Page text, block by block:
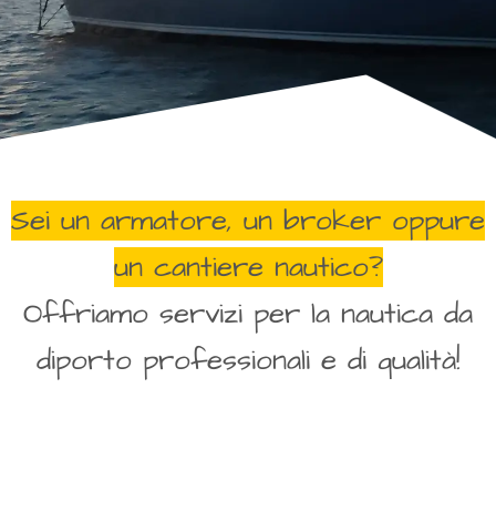
Sei un armatore, un broker oppure
un cantiere nautico?
Offriamo servizi per la nautica da
diporto professionali e di qualità!